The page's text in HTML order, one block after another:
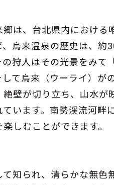
は、台北県内におけ
烏来温泉の歴史は、
狩人はその光景をみ
して烏来（ウーライ）
壁が切り立ち、山水
ています。南勢渓流河
しむことができます。
て知られ、清らかな無